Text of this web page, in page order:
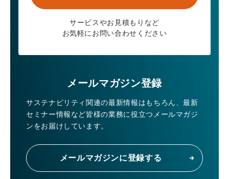
サービスやお見積もりなど
お気軽にお問い合わせください
メールマガジン登録
サステナビリティ関連の最新情報はもちろん、最新
セミナー情報など皆様の業務に役立つメールマガジ
ンをお届けしています。
メールマガジンに登録する